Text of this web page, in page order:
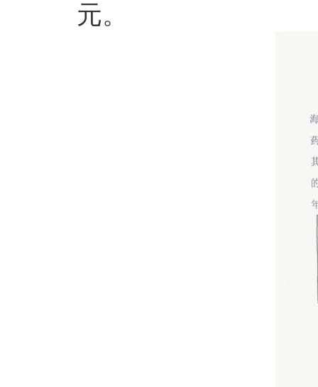
元。